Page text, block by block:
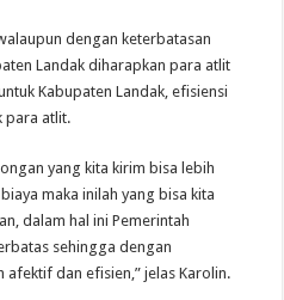
dengan keterbatasan
Landak diharapkan para atlit
Kabupaten Landak, efisiensi
para atlit.
yang kita kirim bisa lebih
maka inilah yang bisa kita
dalam hal ini Pemerintah
sehingga dengan
afektif dan efisien,” jelas Karolin.